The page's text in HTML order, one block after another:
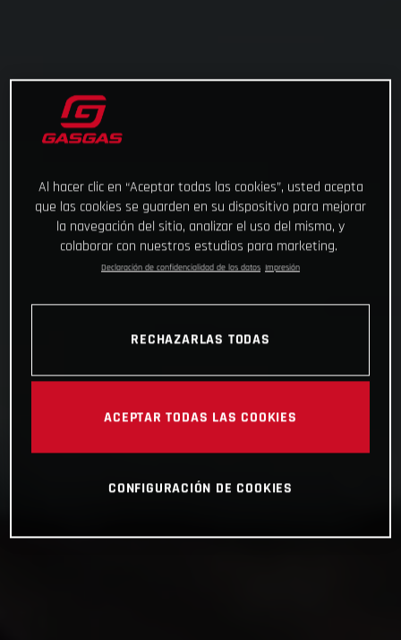
Al hacer clic en “Aceptar todas las cookies”, usted acepta
que las cookies se guarden en su dispositivo para mejorar
la navegación del sitio, analizar el uso del mismo, y
colaborar con nuestros estudios para marketing.
Declaración de confidencialidad de los datos Impresión
RECHAZARLAS TODAS
ACEPTAR TODAS LAS COOKIES
CONFIGURACIÓN DE COOKIES